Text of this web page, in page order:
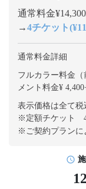
通常料金
→4チケット
通常料金詳細
フルカラー料金
メント料金¥ 4,400
表示価格は全て税
※定額チケット
※ご契約プランに